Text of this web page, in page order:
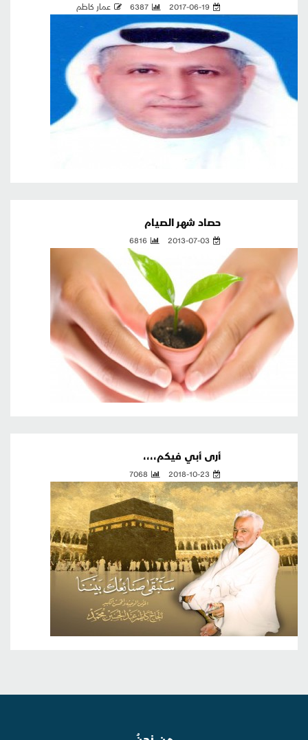
2017-06-19
6387 عمار كاظم
حصاد شهر الصيام
2013-07-03
6816
أرى أبي فيكم،،،،
2018-10-23
7068